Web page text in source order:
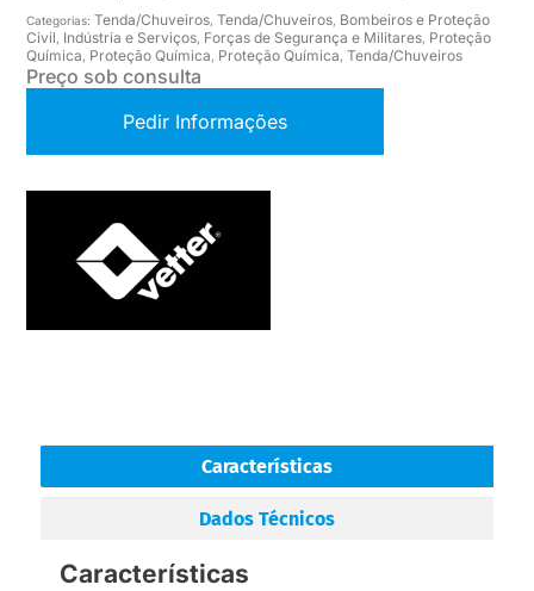
Categorias:Tenda/Chuveiros,Tenda/Chuveiros, Bombeiros e Proteção
Civil, Indústria e Serviços, Forças de Segurança e Militares, Proteção
Química, Proteção Química, Proteção Química,Tenda/Chuveiros
Preço sob consulta
Pedir Informações
Características
Dados Técnicos
Características